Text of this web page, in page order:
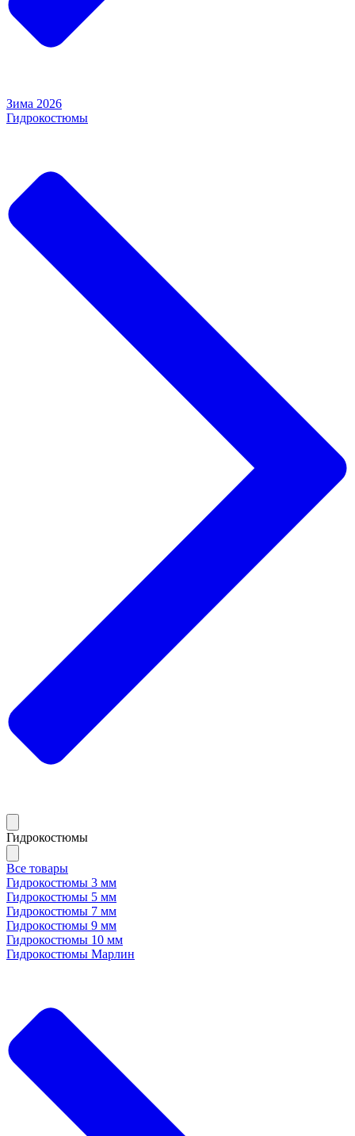
Зима 2026
Гидрокостюмы
Гидрокостюмы
Все товары
Гидрокостюмы 3 мм
Гидрокостюмы 5 мм
Гидрокостюмы 7 мм
Гидрокостюмы 9 мм
Гидрокостюмы 10 мм
Гидрокостюмы Марлин